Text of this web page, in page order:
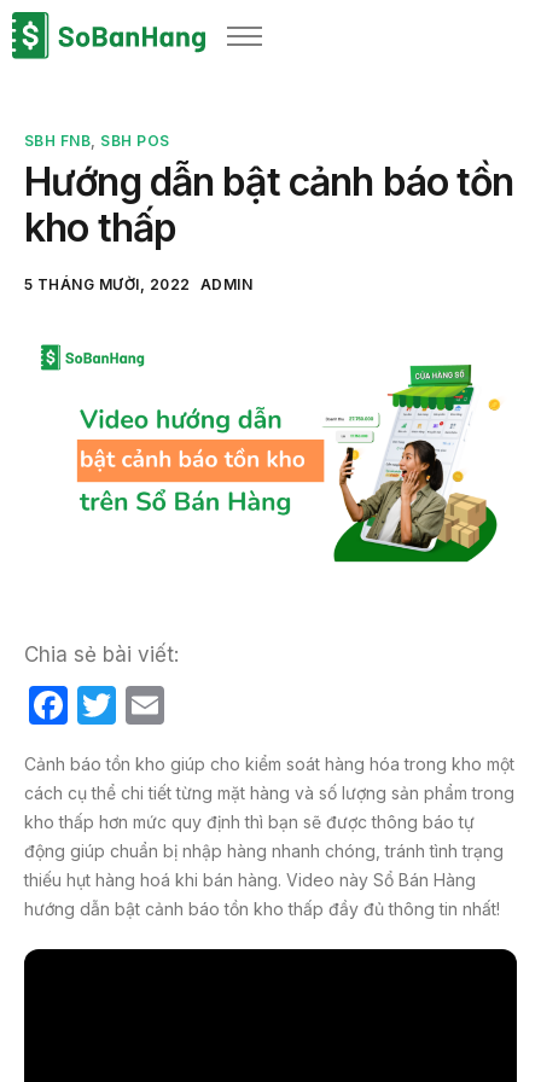
Sản phẩm
Bảng giá
Blog
Thông tin thuế
Về chúng tôi
SBH FNB, SBH POS
Hướng dẫn bật cảnh báo tồn
kho thấp
5 THÁNG MƯỜI, 2022 ADMIN
Chia sẻ bài viết:
F
c
e
b
o
o
T
w
itt
er
ail
Cảnh báo tồn kho giúp cho kiểm soát hàng hóa trong kho một
cách cụ thể chi tiết từng mặt hàng và số lượng sản phẩm trong
kho thấp hơn mức quy định thì bạn sẽ được thông báo tự
động giúp chuẩn bị nhập hàng nhanh chóng, tránh tình trạng
thiếu hụt hàng hoá khi bán hàng. Video này Sổ Bán Hàng
hướng dẫn bật cảnh báo tồn kho thấp đầy đủ thông tin nhất!